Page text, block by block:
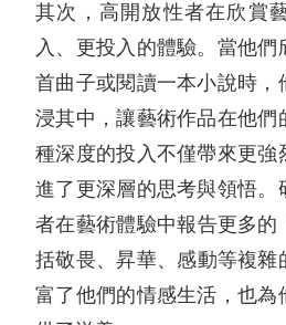
其次，高開放性者在欣賞
入、更投入的體驗。當他們
首曲子或閱讀一本小說時，
浸其中，讓藝術作品在他們
種深度的投入不僅帶來更強
進了更深層的思考與領悟。
者在藝術體驗中報告更多
括敬畏、昇華、感動等複
富了他們的情感生活，也為